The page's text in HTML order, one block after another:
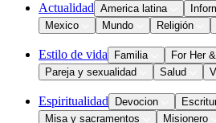
Actualidad America latina
Mexico
Mundo Religión
Estilo de vida Familia
For Her
Pareja y sexualidad
Salud
Espiritualidad Devocion
Misa y sacramentos
Misionero